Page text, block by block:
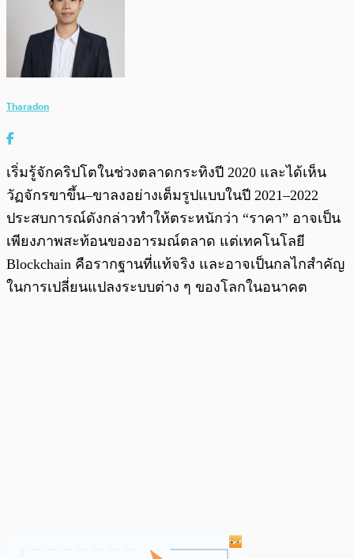
Tharadon
เริ่มรู้จักคริปโตในช่วงตลาดกระทิงปี 2020 และได้เห็น
วัฏจักรขาขึ้น–ขาลงอย่างเต็มรูปแบบในปี 2021–2022
ประสบการณ์ดังกล่าวทำให้ตระหนักว่า “ราคา” อาจเป็น
เพียงภาพสะท้อนของอารมณ์ตลาด แต่เทคโนโลยี
Blockchain คือรากฐานที่แท้จริง และอาจเป็นกลไกสำคัญ
ในการเปลี่ยนแปลงระบบต่าง ๆ ของโลกในอนาคต